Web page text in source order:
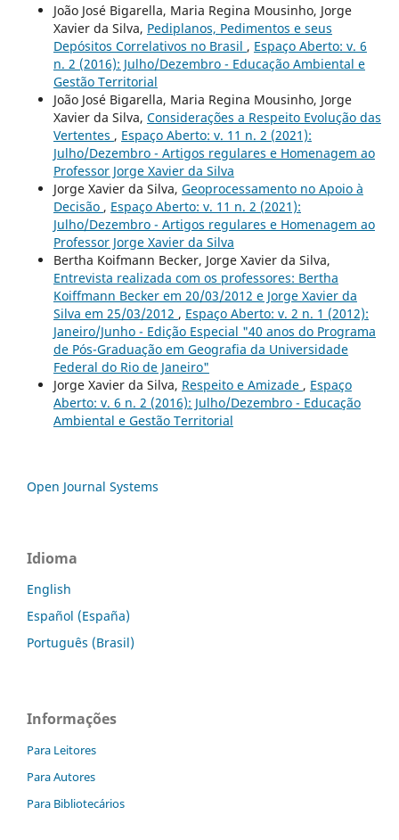
João José Bigarella, Maria Regina Mousinho, Jorge
Xavier da Silva, Pediplanos, Pedimentos e seus
Depósitos Correlativos no Brasil , Espaço Aberto: v. 6
n. 2 (2016): Julho/Dezembro - Educação Ambiental e
Gestão Territorial
João José Bigarella, Maria Regina Mousinho, Jorge
Xavier da Silva, Considerações a Respeito Evolução das
Vertentes , Espaço Aberto: v. 11 n. 2 (2021):
Julho/Dezembro - Artigos regulares e Homenagem ao
Professor Jorge Xavier da Silva
Jorge Xavier da Silva, Geoprocessamento no Apoio à
Decisão , Espaço Aberto: v. 11 n. 2 (2021):
Julho/Dezembro - Artigos regulares e Homenagem ao
Professor Jorge Xavier da Silva
Bertha Koifmann Becker, Jorge Xavier da Silva,
Entrevista realizada com os professores: Bertha
Koiffmann Becker em 20/03/2012 e Jorge Xavier da
Silva em 25/03/2012 , Espaço Aberto: v. 2 n. 1 (2012):
Janeiro/Junho - Edição Especial "40 anos do Programa
de Pós-Graduação em Geografia da Universidade
Federal do Rio de Janeiro"
Jorge Xavier da Silva, Respeito e Amizade , Espaço
Aberto: v. 6 n. 2 (2016): Julho/Dezembro - Educação
Ambiental e Gestão Territorial
Open Journal Systems
Idioma
English
Español (España)
Português (Brasil)
Informações
Para Leitores
Para Autores
Para Bibliotecários